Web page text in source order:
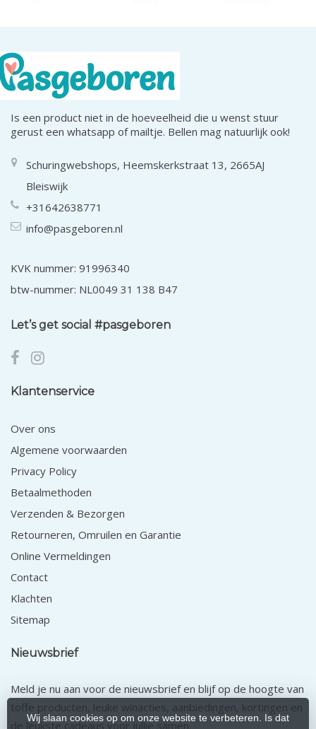
Wij slaan cookies op om onze website te verbeteren. Is dat
Is een product niet in de hoeveelheid die u wenst stuur
gerust een whatsapp of mailtje. Bellen mag natuurlijk ook!
Schuringwebshops, Heemskerkstraat 13, 2665AJ
Bleiswijk
+31642638771
info@pasgeboren.nl
KVK nummer: 91996340
btw-nummer: NL0049 31 138 B47
Let’s get social #pasgeboren
Klantenservice
Over ons
Algemene voorwaarden
Privacy Policy
Betaalmethoden
Verzenden & Bezorgen
Retourneren, Omruilen en Garantie
Online Vermeldingen
Contact
Klachten
Sitemap
Nieuwsbrief
Meld je nu aan voor de nieuwsbrief en blijf op de hoogte van
toffe producten, leuke winacties, aanbiedingen, kortingen en
de leukste cadeaus voor jullie samen.